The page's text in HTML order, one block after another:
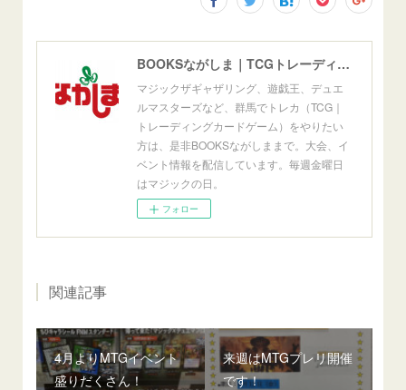
BOOKSながしま｜TCGトレーディングカードゲーム群馬県高崎市
マジックザギャザリング、遊戯王、デュエ
ルマスターズなど、群馬でトレカ（TCG｜
トレーディングカードゲーム）をやりたい
方は、是非BOOKSながしままで。大会、イ
ベント情報を配信しています。毎週金曜日
はマジックの日。
フォロー
関連記事
4月よりMTGイベント
盛りだくさん！
来週はMTGプレリ開催
です！